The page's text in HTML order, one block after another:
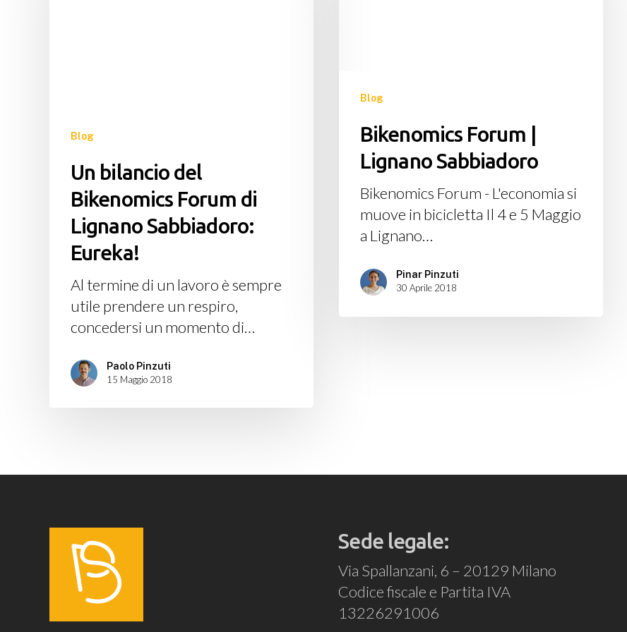
Blog
Un bilancio del
Bikenomics Forum di
Lignano Sabbiadoro:
Eureka!
Al termine di un lavoro è sempre
utile prendere un respiro,
concedersi un momento di…
Paolo Pinzuti
15 Maggio 2018
Blog
Bikenomics Forum |
Lignano Sabbiadoro
Bikenomics Forum - L'economia si
muove in bicicletta Il 4 e 5 Maggio
a Lignano…
Pinar Pinzuti
30 Aprile 2018
Sede legale:
Via Spallanzani, 6 – 20129 Milano
Codice fiscale e Partita IVA
13226291006